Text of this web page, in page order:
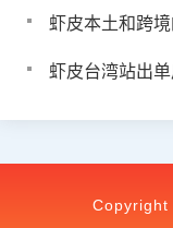
虾皮本土和跨境的店有
虾皮台湾站出单后怎么设置
Copyright